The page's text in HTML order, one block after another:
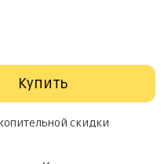
Купить
скидки